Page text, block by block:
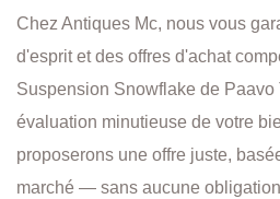
Chez Antiques Mc, nous vous
d'esprit et des offres d'achat
Suspension Snowflake de Paavo
évaluation minutieuse de votre
proposerons une offre juste,
marché — sans aucune